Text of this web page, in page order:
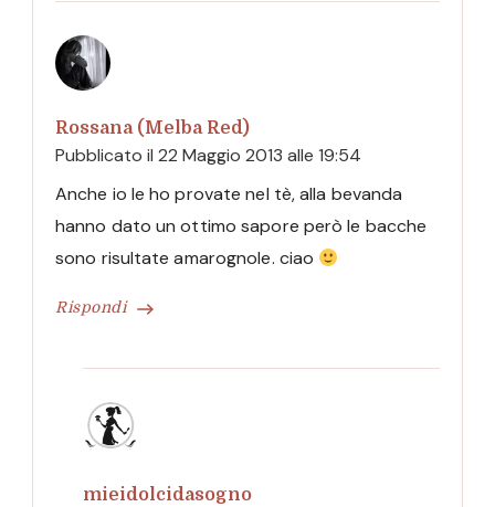
Rossana (Melba Red)
Pubblicato il 22 Maggio 2013 alle 19:54
Rispondi
Anche io le ho provate nel tè, alla bevanda
hanno dato un ottimo sapore però le bacche
sono risultate amarognole. ciao
mieidolcidasogno